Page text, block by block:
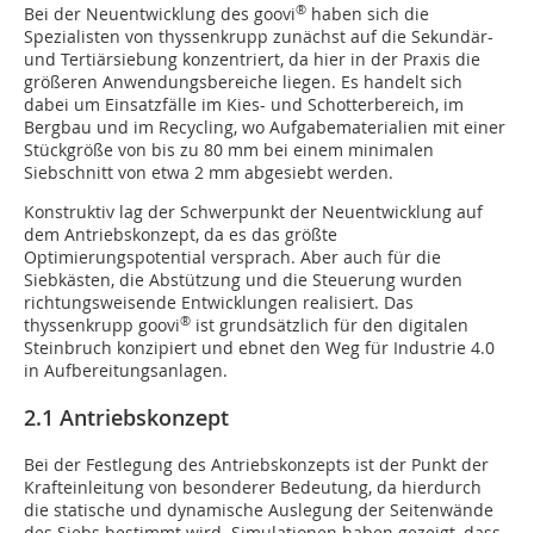
Bei der Neuentwicklung des goovi® haben sich die
Spezialisten von thyssenkrupp zunächst auf die Sekundär-
und Tertiärsiebung konzentriert, da hier in der Praxis die
größeren Anwendungsbereiche liegen. Es handelt sich
dabei um Einsatzfälle im Kies- und Schotterbereich, im
Bergbau und im Recycling, wo Aufgabematerialien mit einer
Stückgröße von bis zu 80 mm bei einem minimalen
Siebschnitt von etwa 2 mm abgesiebt werden.
Konstruktiv lag der Schwerpunkt der Neuentwicklung auf
dem Antriebskonzept, da es das größte
Optimierungspotential versprach. Aber auch für die
Siebkästen, die Abstützung und die Steuerung wurden
richtungsweisende Entwicklungen realisiert. Das
thyssenkrupp goovi® ist grundsätzlich für den digitalen
Steinbruch konzipiert und ebnet den Weg für Industrie 4.0
in Aufbereitungsanlagen.
2.1 Antriebskonzept
Bei der Festlegung des Antriebskonzepts ist der Punkt der
Krafteinleitung von besonderer Bedeutung, da hierdurch
die statische und dynamische Auslegung der Seitenwände